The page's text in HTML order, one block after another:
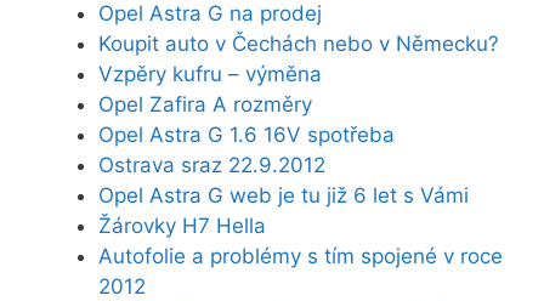
Opel Astra G na prodej
Koupit auto v Čechách nebo v Německu?
Vzpěry kufru – výměna
Opel Zafira A rozměry
Opel Astra G 1.6 16V spotřeba
Ostrava sraz 22.9.2012
Opel Astra G web je tu již 6 let s Vámi
Žárovky H7 Hella
Autofolie a problémy s tím spojené v roce
2012